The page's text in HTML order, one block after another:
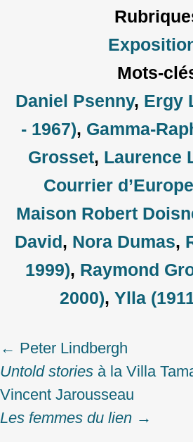
Mots-
Daniel Psenny, Ergy
- 1967), Gamma-
Grosset, Laurence
Courrier
Maison Robert
David, Nora Dumas,
1999), Raymond
2000), Ylla
Post
navigation
← Peter Lindbergh
Untold stories à la Villa
Vincent Jarousseau
Les femmes du lien →